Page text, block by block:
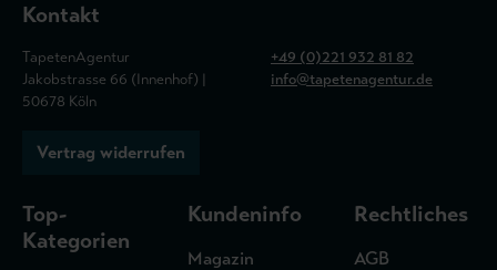
Kontakt
TapetenAgentur
Jakobstrasse 66 (Innenhof) |
50678 Köln
+49 (0)221 932 81 82
info@tapetenagentur.de
Vertrag widerrufen
Top-
Kategorien
Kundeninfo
Magazin
Rechtliches
AGB